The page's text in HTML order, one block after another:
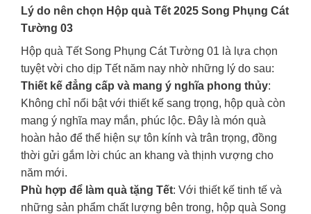
Lý do nên chọn Hộp quà Tết 2025 Song Phụng Cát
Tường 03
Hộp quà Tết Song Phụng Cát Tường 01 là lựa chọn
tuyệt vời cho dịp Tết năm nay nhờ những lý do sau:
Thiết kế đẳng cấp và mang ý nghĩa phong thủy:
Không chỉ nổi bật với thiết kế sang trọng, hộp quà còn
mang ý nghĩa may mắn, phúc lộc. Đây là món quà
hoàn hảo để thể hiện sự tôn kính và trân trọng, đồng
thời gửi gắm lời chúc an khang và thịnh vượng cho
năm mới.
Phù hợp để làm quà tặng Tết: Với thiết kế tinh tế và
những sản phẩm chất lượng bên trong, hộp quà Song